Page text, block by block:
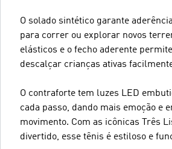
O solado sintético garante
para correr ou explorar novos
elásticos e o fecho aderente
descalçar crianças ativas
O contraforte tem luzes LED
cada passo, dando mais emoção e
movimento. Com as icônicas Três
divertido, esse tênis é estiloso e